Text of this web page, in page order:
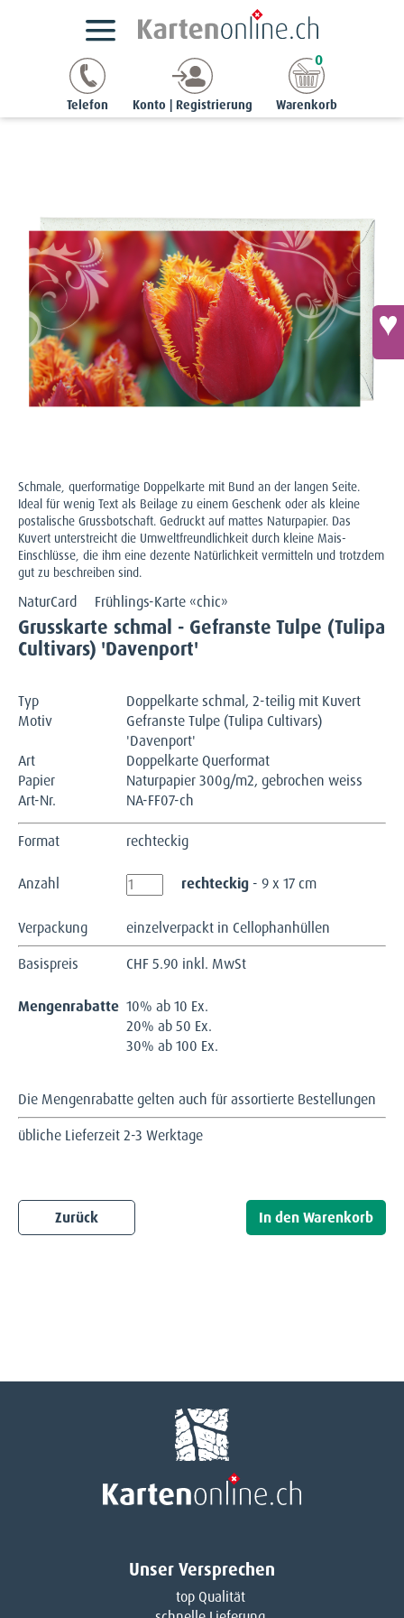
Telefon Konto | Registrierung Warenkorb
0
chic | 9 x 17 cm
Grusskarte schmal - Gefranste Tulpe (Tulipa Cultivars)
'Davenport'
Schmale, querformatige Doppelkarte mit Bund an der langen Seite.
Ideal für wenig Text als Beilage zu einem Geschenk oder als kleine
postalische Grussbotschaft. Gedruckt auf mattes Naturpapier. Das
Kuvert unterstreicht die Umweltfreundlichkeit durch kleine Mais-
Einschlüsse, die ihm eine dezente Natürlichkeit vermitteln und trotzdem
gut zu beschreiben sind.
NaturCard Frühlings-Karte «chic»
Grusskarte schmal - Gefranste Tulpe (Tulipa
Cultivars) 'Davenport'
Typ
Doppelkarte schmal, 2-teilig mit Kuvert
Motiv
Gefranste Tulpe (Tulipa Cultivars)
'Davenport'
Art
Doppelkarte Querformat
Papier
Naturpapier 300g/m2, gebrochen weiss
Art-Nr.
NA-FF07-ch
Format rechteckig
Anzahl rechteckig - 9 x 17 cm
Verpackung
einzelverpackt in Cellophanhüllen
Basispreis
CHF5.90 inkl. MwSt
Mengenrabatte 10% ab 10 Ex.
20% ab 50 Ex.
30% ab 100 Ex.
Die Mengenrabatte gelten auch für assortierte Bestellungen
übliche Lieferzeit 2-3 Werktage
Zurück
Unser Versprechen
top Qualität